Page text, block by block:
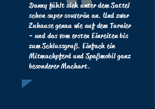
Danny fühlt sich unter dem Sattel
schon super souverän an. Und zwar
Zuhause genau wie auf dem Turnier
- und das vom ersten Einreiten bis
zum Schlussgruß. Einfach ein
Mitmachpferd und Spaßmobil ganz
besonderer Machart.